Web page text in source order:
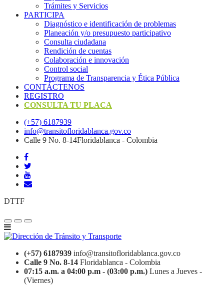
Trámites y Servicios
PARTICIPA
Diagnóstico e identificación de problemas
Planeación y/o presupuesto participativo​
Consulta ciudadana
Rendición de cuentas
Colaboración e innovación
Control social
Programa de Transparencia y Ética Pública
CONTÁCTENOS
REGISTRO
CONSULTA TU PLACA
(+57) 6187939
info@transitofloridablanca.gov.co
Calle 9 No. 8-14Floridablanca - Colombia
DTTF
(+57) 6187939 info@transitofloridablanca.gov.co
Calle 9 No. 8-14 Floridablanca - Colombia
07:15 a.m. a 04:00 p.m - (03:00 p.m.) Lunes a Jueves -
(Viernes)